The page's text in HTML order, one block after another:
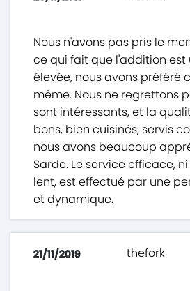
Nous n'avons pas pris le
ce qui fait que l'addition est
élevée, nous avons préféré
même. Nous ne regrettons
sont intéressants, et la
bons, bien cuisinés, servis
nous avons beaucoup
Sarde. Le service efficace,
lent, est effectué par une
et dynamique.
21/11/2019 thefork